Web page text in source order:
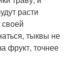
расти
тыквы не
фрукт, точнее